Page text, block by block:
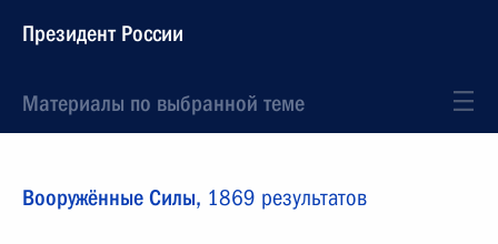
Президент России
Материалы по выбранной теме
Вооружённые Силы, 1869 результатов